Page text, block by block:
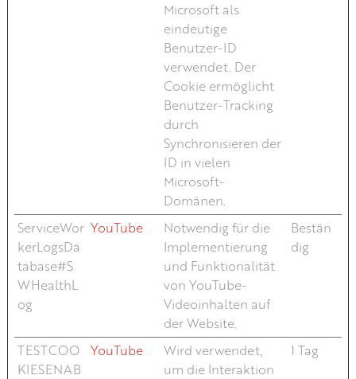
Microsoft als
eindeutige
Benutzer-ID
verwendet. Der
Cookie ermöglicht
Benutzer-Tracking
durch
Synchronisieren der
ID in vielen
Microsoft-
Domänen.
ServiceWor
kerLogsDa
tabase#S
WHealthL
og
YouTube
Notwendig für die
Implementierung
und Funktionalität
von YouTube-
Videoinhalten auf
der Website.
Bestän
dig
TESTCOO
KIESENAB
YouTube
Wird verwendet,
um die Interaktion
1 Tag